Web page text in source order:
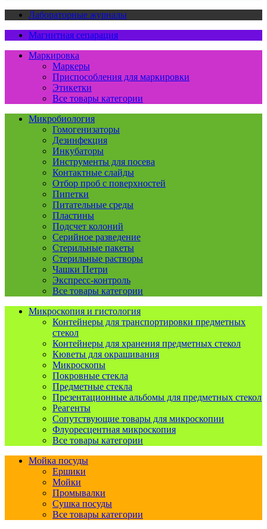
Лабораторные журналы
Магнитная сепарация
Маркировка
Маркеры
Приспособления для маркировки
Этикетки
Все товары категории
Микробиология
Гомогенизаторы
Дезинфекция
Инкубаторы
Инструменты для посева
Контактные слайды
Отбор проб с поверхностей
Пипетки
Питательные среды
Пластины
Подсчет колоний
Серийное разведение
Стерильные пакеты
Стерильные растворы
Чашки Петри
Экспресс-контроль
Все товары категории
Микроскопия и гистология
Контейнеры для транспортировки предметных
стекол
Контейнеры для хранения предметных стекол
Кюветы для окрашивания
Микроскопы
Покровные стекла
Предметные стекла
Презентационные альбомы для предметных стекол
Реагенты
Сопутствующие товары для микроскопии
Флуоресцентная микроскопия
Все товары категории
Мойка посуды
Ершики
Мойки
Промывалки
Сушка посуды
Все товары категории